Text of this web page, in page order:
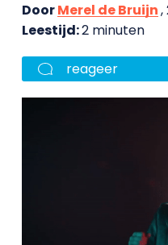
DoorMerel de Bruijn,
Leestijd:2 minuten
reageer